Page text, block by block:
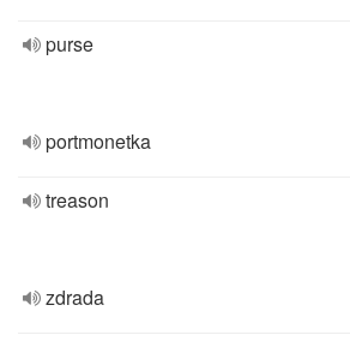
purse
portmonetka
treason
zdrada